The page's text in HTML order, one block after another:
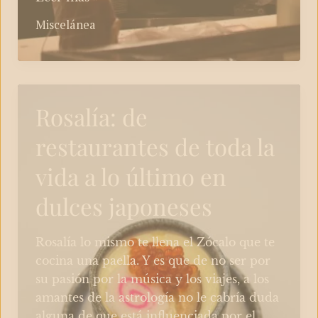
cocina
implica
Miscelánea
Rosalía: de
restaurantes de toda la
Rosalía lo mismo te llena el Zócalo que te
cocina una paella. Y es que de no ser por
su pasión por la música y los viajes, a los
amantes de la astrología no le cabría duda